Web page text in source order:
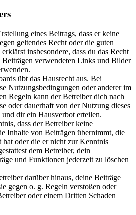
eines Beitrags, dass er keine
geltendes Recht oder die guten
insbesondere, dass du das Recht
Beiträgen verwendeten Links und Bilder
übt das Hausrecht aus. Bei
Nutzungsbedingungen oder anderer im
Regeln kann der Betreiber dich nach
oder dauerhaft von der Nutzung dieses
und dir ein Hausverbot erteilen.
dass der Betreiber keine
Inhalte von Beiträgen übernimmt, die
hat oder die er nicht zur Kenntnis
dem Betreiber, dein
und Funktionen jederzeit zu löschen
darüber hinaus, deine Beiträge
gegen o. g. Regeln verstoßen oder
oder einem Dritten Schaden